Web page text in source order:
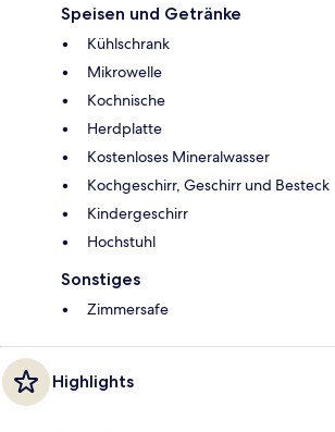
Speisen und Getränke
Kühlschrank
Mikrowelle
Kochnische
Herdplatte
Kostenloses Mineralwasser
Kochgeschirr, Geschirr und Besteck
Kindergeschirr
Hochstuhl
Sonstiges
Zimmersafe
Highlights